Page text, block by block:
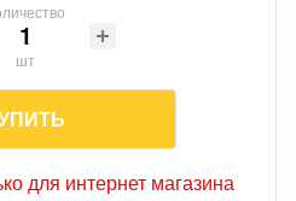
шт
для интернет магазина